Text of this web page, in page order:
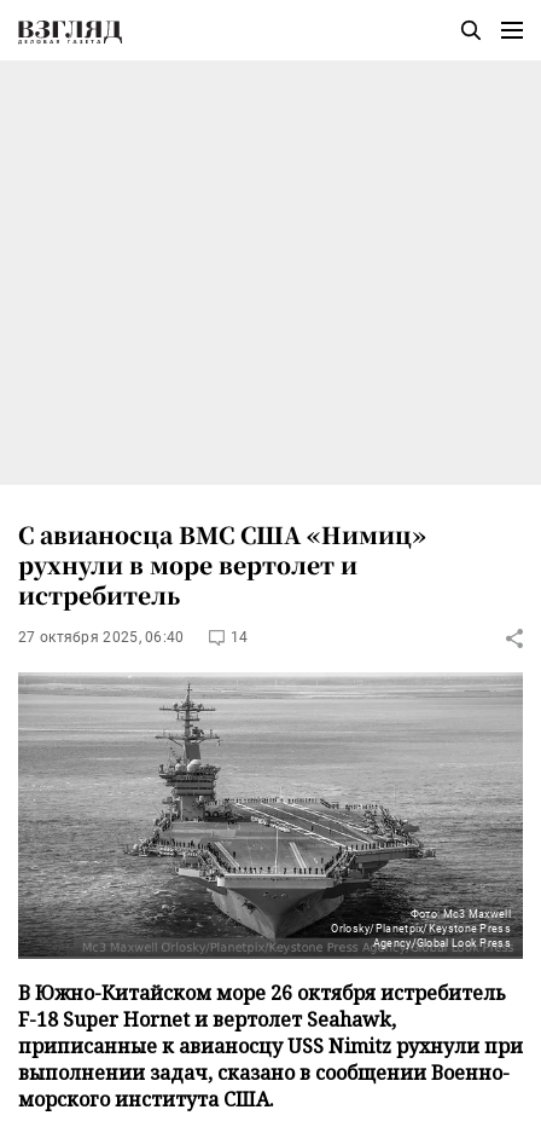
С авианосца ВМС США «Нимиц»
рухнули в море вертолет и
истребитель
27 октября 2025, 06:40 14
Фото: Mc3 Maxwell
Orlosky/Planetpix/Keystone Press
Agency/Global Look Press
В Южно-Китайском море 26 октября истребитель
F-18 Super Hornet и вертолет Seahawk,
приписанные к авианосцу USS Nimitz рухнули при
выполнении задач, сказано в сообщении Военно-
морского института США.